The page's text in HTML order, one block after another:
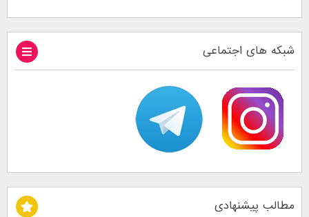
شبکه های اجتماعی
مطالب پیشنهادی